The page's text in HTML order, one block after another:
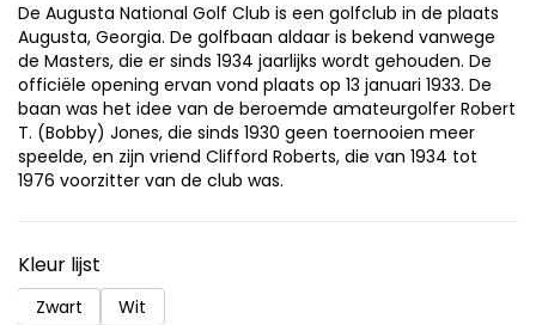
€ 54,95
De Augusta National Golf Club is een golfclub in de plaats
Augusta, Georgia. De golfbaan aldaar is bekend vanwege
de Masters, die er sinds 1934 jaarlijks wordt gehouden. De
officiële opening ervan vond plaats op 13 januari 1933. De
baan was het idee van de beroemde amateurgolfer Robert
T. (Bobby) Jones, die sinds 1930 geen toernooien meer
speelde, en zijn vriend Clifford Roberts, die van 1934 tot
1976 voorzitter van de club was.
Kleur lijst
Zwart Wit